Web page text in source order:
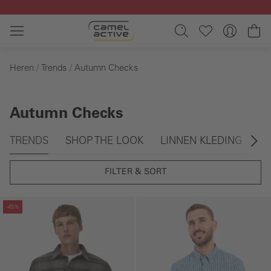
Ga naar de hoofdinhoud
Heren Trends Autumn Checks
Autumn Checks
Galerie overslaan
TRENDS SHOP THE LOOK LINNEN KLEDING
FILTER & SORT
-45%
overslaan Galerie overslaan